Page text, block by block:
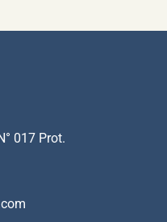
017 Prot.